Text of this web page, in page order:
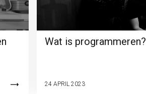
Wat is programmeren?
24 APRIL 2023